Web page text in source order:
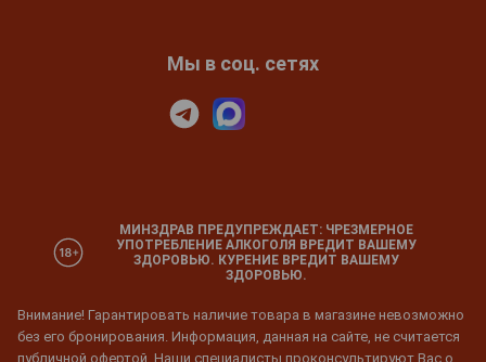
Мы в соц. сетях
МИНЗДРАВ ПРЕДУПРЕЖДАЕТ: ЧРЕЗМЕРНОЕ
УПОТРЕБЛЕНИЕ АЛКОГОЛЯ ВРЕДИТ ВАШЕМУ
ЗДОРОВЬЮ. КУРЕНИЕ ВРЕДИТ ВАШЕМУ
ЗДОРОВЬЮ.
Внимание! Гарантировать наличие товара в магазине невозможно
без его бронирования. Информация, данная на сайте, не считается
публичной офертой. Наши специалисты проконсультируют Вас о